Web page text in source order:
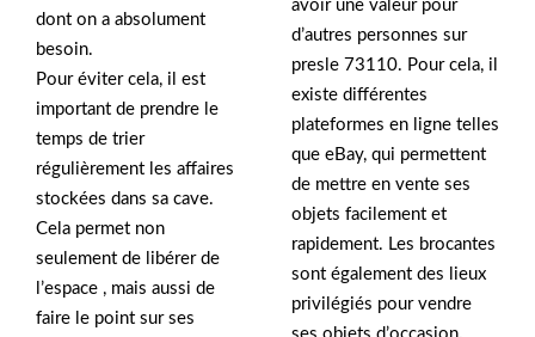
dont on a absolument
besoin.
Pour éviter cela, il est
important de prendre le
temps de trier
régulièrement les affaires
stockées dans sa cave.
Cela permet non
seulement de libérer de
l’espace , mais aussi de
faire le point sur ses
avoir une valeur pour
d’autres personnes sur
presle 73110. Pour cela, il
existe différentes
plateformes en ligne telles
que eBay, qui permettent
de mettre en vente ses
objets facilement et
rapidement. Les brocantes
sont également des lieux
privilégiés pour vendre